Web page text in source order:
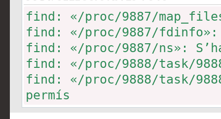
find: «/proc/9887/
find: «/proc/9887/fdinfo»:
find: «/proc/9887/ns»:
find: «/proc/9888/task/
find: «/proc/9888/task/
permís
find: «/proc/9888/task/